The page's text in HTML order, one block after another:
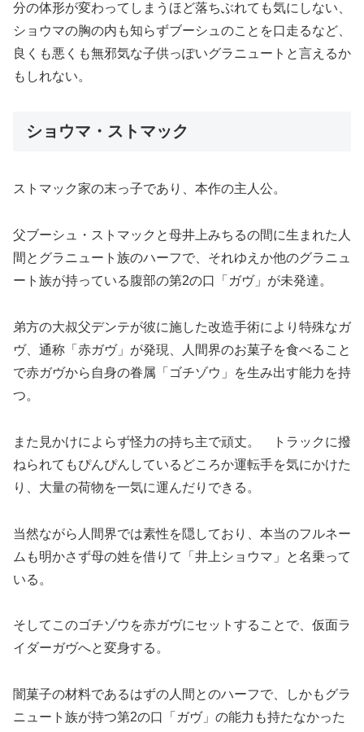
分の体形が変わってしまうほど落ちぶれても気にしない、
ショウマの胸の内も知らずブーシュのことを口走るなど、
良くも悪くも無邪気な子供っぽいグラニュートと言えるか
もしれない。
ショウマ・ストマック
ストマック家の末っ子であり、本作の主人公。
父ブーシュ・ストマックと母井上みちるの間に生まれた人
間とグラニュート族のハーフで、それゆえか他のグラニュ
ート族が持っている腹部の第2の口「ガヴ」が未発達。
弟方の大叔父デンテが彼に施した改造手術により特殊なガ
ヴ、通称「赤ガヴ」が発現、人間界のお菓子を食べること
で赤ガヴから自身の眷属「ゴチゾウ」を生み出す能力を持
つ。
また見かけによらず怪力の持ち主で頑丈。 トラックに撥
ねられてもぴんぴんしているどころか運転手を気にかけた
り、大量の荷物を一気に運んだりできる。
当然ながら人間界では素性を隠しており、本当のフルネー
ムも明かさず母の姓を借りて「井上ショウマ」と名乗って
いる。
そしてこのゴチゾウを赤ガヴにセットすることで、仮面ラ
イダーガヴへと変身する。
闇菓子の材料であるはずの人間とのハーフで、しかもグラ
ニュート族が持つ第2の口「ガヴ」の能力も持たなかった